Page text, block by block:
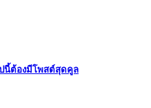
นี้ต้องมีโพสต์สุดคูล